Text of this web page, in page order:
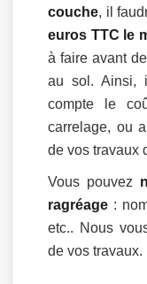
couche, il
euros TTC le
à faire avant
au sol. Ainsi,
compte le
carrelage, ou
de vos travaux
Vous pouvez
ragréage :
etc.. Nous
de vos travaux.